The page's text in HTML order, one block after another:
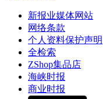
新报业媒体网站
网络条款
个人资料保护声明
全检索
ZShop集品店
海峡时报
商业时报